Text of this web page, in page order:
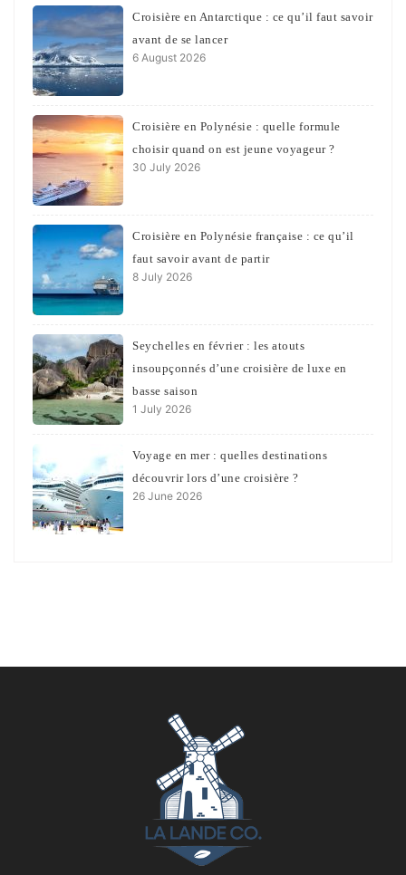
Croisière en Antarctique : ce qu’il faut savoir
avant de se lancer
6 August 2026
Croisière en Polynésie : quelle formule
choisir quand on est jeune voyageur ?
30 July 2026
Croisière en Polynésie française : ce qu’il
faut savoir avant de partir
8 July 2026
Seychelles en février : les atouts
insoupçonnés d’une croisière de luxe en
basse saison
1 July 2026
Voyage en mer : quelles destinations
découvrir lors d’une croisière ?
26 June 2026